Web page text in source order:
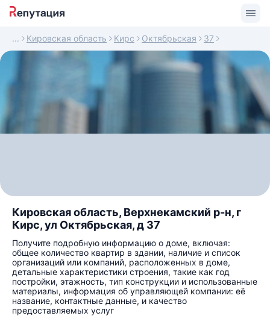
Кировская область Кирс Октябрьская 37
Кировская область, Верхнекамский р-н, г
Кирс, ул Октябрьская, д 37
Получите подробную информацию о доме, включая:
общее количество квартир в здании, наличие и список
организаций или компаний, расположенных в доме,
детальные характеристики строения, такие как год
постройки, этажность, тип конструкции и использованные
материалы, информация об управляющей компании: её
название, контактные данные, и качество
предоставляемых услуг